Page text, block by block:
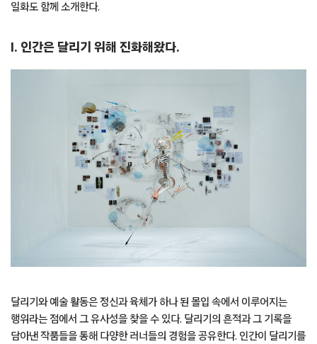
일화도 함께 소개한다.
I. 인간은 달리기 위해 진화해왔다.
달리기와 예술 활동은 정신과 육체가 하나 된 몰입 속에서 이루어지는
행위라는 점에서 그 유사성을 찾을 수 있다. 달리기의 흔적과 그 기록을
담아낸 작품들을 통해 다양한 러너들의 경험을 공유한다. 인간이 달리기를